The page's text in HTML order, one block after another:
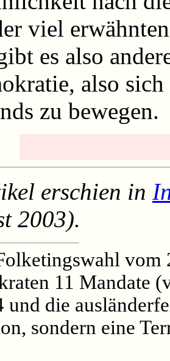
viel
es also
also
zu bewegen.
erschien in
2003).
vom
11 Mandate
und die
sondern eine